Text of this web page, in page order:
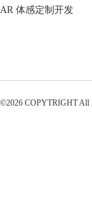
AR 体感定制开发
©2026 COPYTRIGHT All